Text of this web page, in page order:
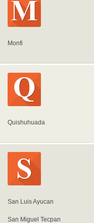
Monfi
Quishuhuada
San Luis Ayucan
San Miguel Tecpan